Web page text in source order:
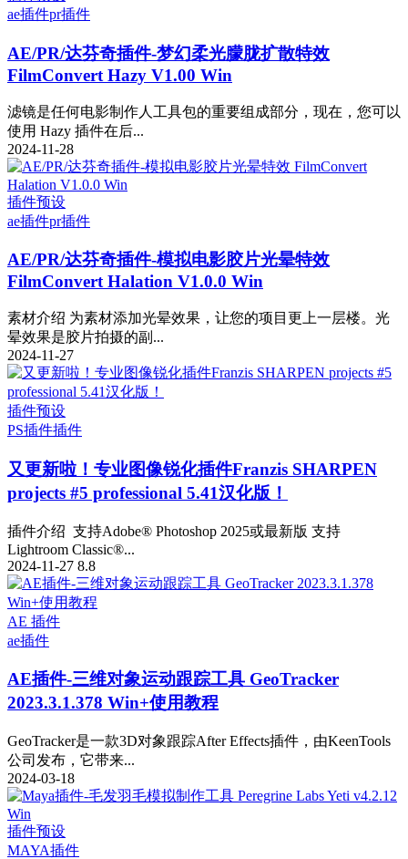
ae插件pr插件
AE/PR/达芬奇插件-梦幻柔光朦胧扩散特效
FilmConvert Hazy V1.00 Win
滤镜是任何电影制作人工具包的重要组成部分，现在，您可以
使用 Hazy 插件在后...
2024-11-28
插件预设
ae插件pr插件
AE/PR/达芬奇插件-模拟电影胶片光晕特效
FilmConvert Halation V1.0.0 Win
素材介绍 为素材添加光晕效果，让您的项目更上一层楼。光
晕效果是胶片拍摄的副...
2024-11-27
插件预设
PS插件插件
又更新啦！专业图像锐化插件Franzis SHARPEN
projects #5 professional 5.41汉化版！
插件介绍 支持Adobe® Photoshop 2025或最新版 支持
Lightroom Classic®...
2024-11-27 8.8
AE 插件
ae插件
AE插件-三维对象运动跟踪工具 GeoTracker
2023.3.1.378 Win+使用教程
GeoTracker是一款3D对象跟踪After Effects插件，由KeenTools
公司发布，它带来...
2024-03-18
插件预设
MAYA插件